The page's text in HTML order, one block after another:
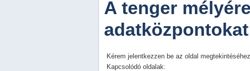
A tenger
Kérem jelentkezzen be az oldal
Kapcsolódó oldalak: